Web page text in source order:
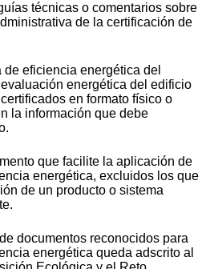
técnicas o comentarios sobre
de la certificación de
eficiencia energética del
energética del edificio
en formato físico o
la información que debe
que facilite la aplicación de
energética, excluidos los que
de un producto o sistema
documentos reconocidos para
energética queda adscrito al